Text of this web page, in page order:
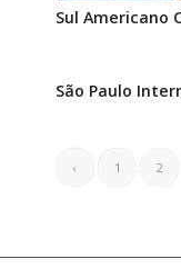
Sul Americano
São Paulo
‹ 1 2